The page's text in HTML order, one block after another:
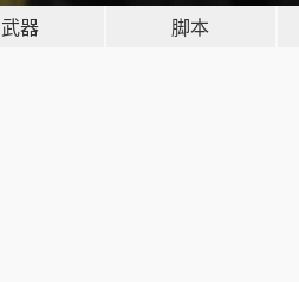
武器 脚本